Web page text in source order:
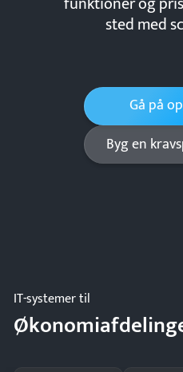
sted med
Gå på
Byg en
IT-systemer til